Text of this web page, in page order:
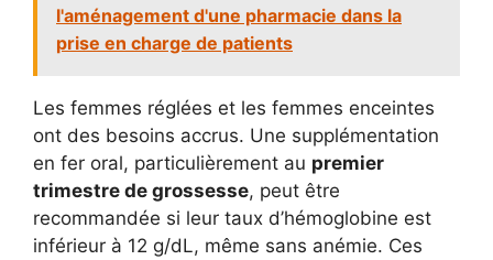
l'aménagement d'une pharmacie dans la
prise en charge de patients
Les femmes réglées et les femmes enceintes
ont des besoins accrus. Une supplémentation
en fer oral, particulièrement au premier
trimestre de grossesse, peut être
recommandée si leur taux d’hémoglobine est
inférieur à 12 g/dL, même sans anémie. Ces